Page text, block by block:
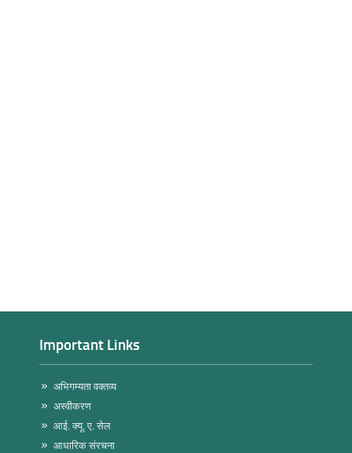
Important Links
अभिगम्यता वक्तव्य
अस्वीकरण
आई. क्यू. ए. सेल
आधारिक संरचना